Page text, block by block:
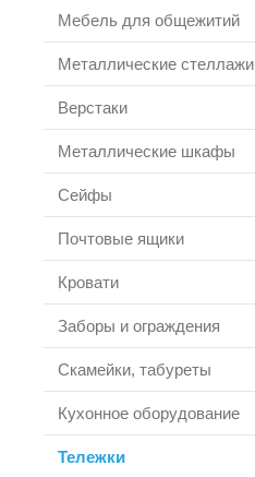
Мебель для общежитий
Металлические стеллажи
Верстаки
Металлические шкафы
Сейфы
Почтовые ящики
Кровати
Заборы и ограждения
Скамейки, табуреты
Кухонное оборудование
Тележки